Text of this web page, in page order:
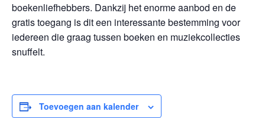
boekenliefhebbers. Dankzij het enorme aanbod en de
gratis toegang is dit een interessante bestemming voor
iedereen die graag tussen boeken en muziekcollecties
snuffelt.
Toevoegen aan kalender